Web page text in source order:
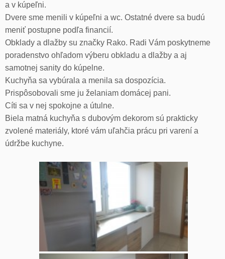
a v kúpeľni.
Dvere sme menili v kúpeľni a wc. Ostatné dvere sa budú
meniť postupne podľa financií.
Obklady a dlažby su značky Rako. Radi Vám poskytneme
poradenstvo ohľadom výberu obkladu a dlažby a aj
samotnej sanity do kúpelne.
Kuchyňa sa vybúrala a menila sa dospozícia.
Prispôsobovali sme ju želaniam domácej pani.
Cíti sa v nej spokojne a útulne.
Biela matná kuchyňa s dubovým dekorom sú prakticky
zvolené materiály, ktoré vám uľahčia prácu pri varení a
údržbe kuchyne.